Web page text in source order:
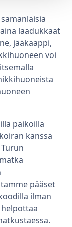
laadukkaat
jääkaappi,
voi
paikoilla
kanssa
pääset
ilman